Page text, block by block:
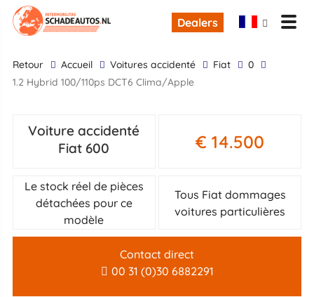
Dealers
retour Accueil Voitures accidenté Fiat
0
1.2 Hybrid 100/110ps DCT6 Clima/Apple
Voiture accidenté
Fiat 600
€ 14.500
Le stock réel de pièces
détachées pour ce
modèle
Tous Fiat dommages
voitures particulières
Contact direct
00 31 (0)30 6882291